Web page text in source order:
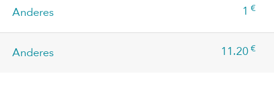
Anderes 1 €
Anderes 11.20 €